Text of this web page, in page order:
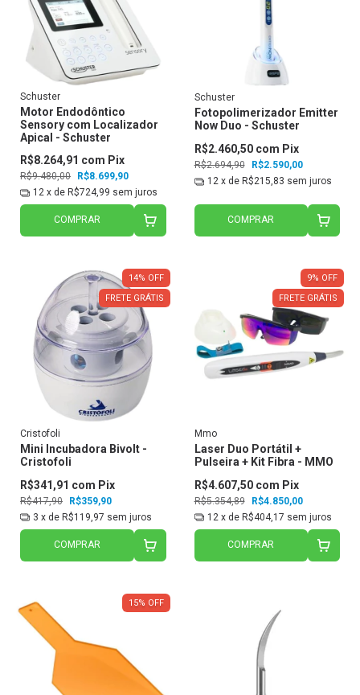
Schuster
Motor Endodôntico
Sensory com Localizador
Apical - Schuster
R$9.480,00 R$8.699,90
R$8.264,91 com Pix
12 x de R$724,99 sem juros
COMPRAR
Schuster
Fotopolimerizador Emitter
Now Duo - Schuster
R$2.694,90 R$2.590,00
R$2.460,50 com Pix
12 x de R$215,83 sem juros
COMPRAR
14% OFF
FRETE GRÁTIS
Cristofoli
Mini Incubadora Bivolt -
Cristofoli
R$417,90 R$359,90
R$341,91 com Pix
3 x de R$119,97 sem juros
COMPRAR
9% OFF
FRETE GRÁTIS
Mmo
Laser Duo Portátil +
Pulseira + Kit Fibra - MMO
R$5.354,89 R$4.850,00
R$4.607,50 com Pix
12 x de R$404,17 sem juros
COMPRAR
15% OFF